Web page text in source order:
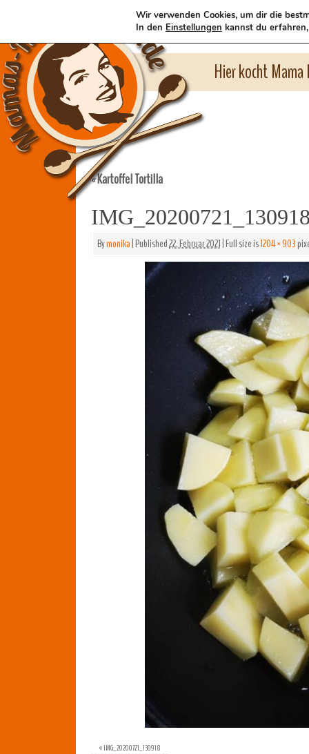
Hier kocht
«Kartoffel Tortilla
Bymonika|Published22. Februar 2021|Full size is1204 × 903
«IMG_20200721_130918
Wir verwenden Cookies, um dir die
In den Einstellungen kannst du